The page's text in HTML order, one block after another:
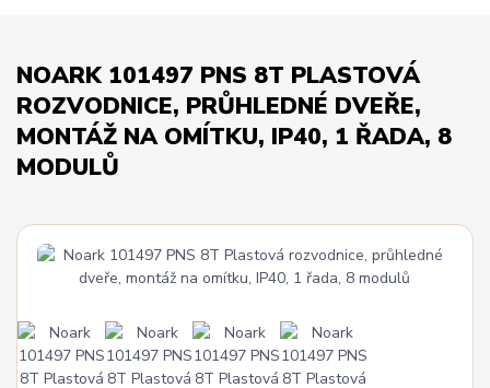
NOARK 101497 PNS 8T PLASTOVÁ
ROZVODNICE, PRŮHLEDNÉ DVEŘE,
MONTÁŽ NA OMÍTKU, IP40, 1 ŘADA, 8
MODULŮ